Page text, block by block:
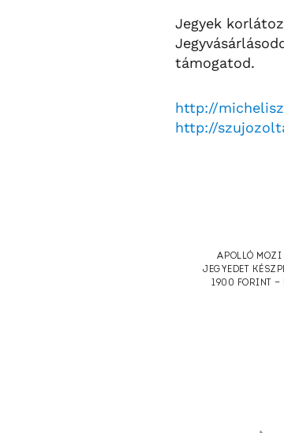
Jegyek
támogatod.
http://
http://
APOLLÓ MOZI
JEGYEDET
1900 FORINT —